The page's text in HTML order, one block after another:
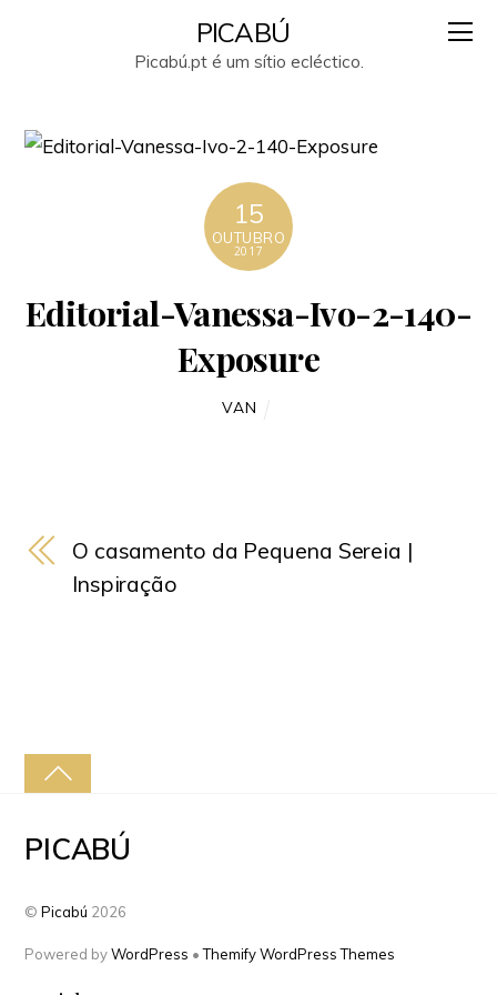
PICABÚ
Picabú.pt é um sítio ecléctico.
15
OUTUBRO
2017
Editorial-Vanessa-Ivo-2-140-
Exposure
VAN
O casamento da Pequena Sereia |
Inspiração
PICABÚ
©Picabú 2026
Powered byWordPress •Themify WordPress Themes